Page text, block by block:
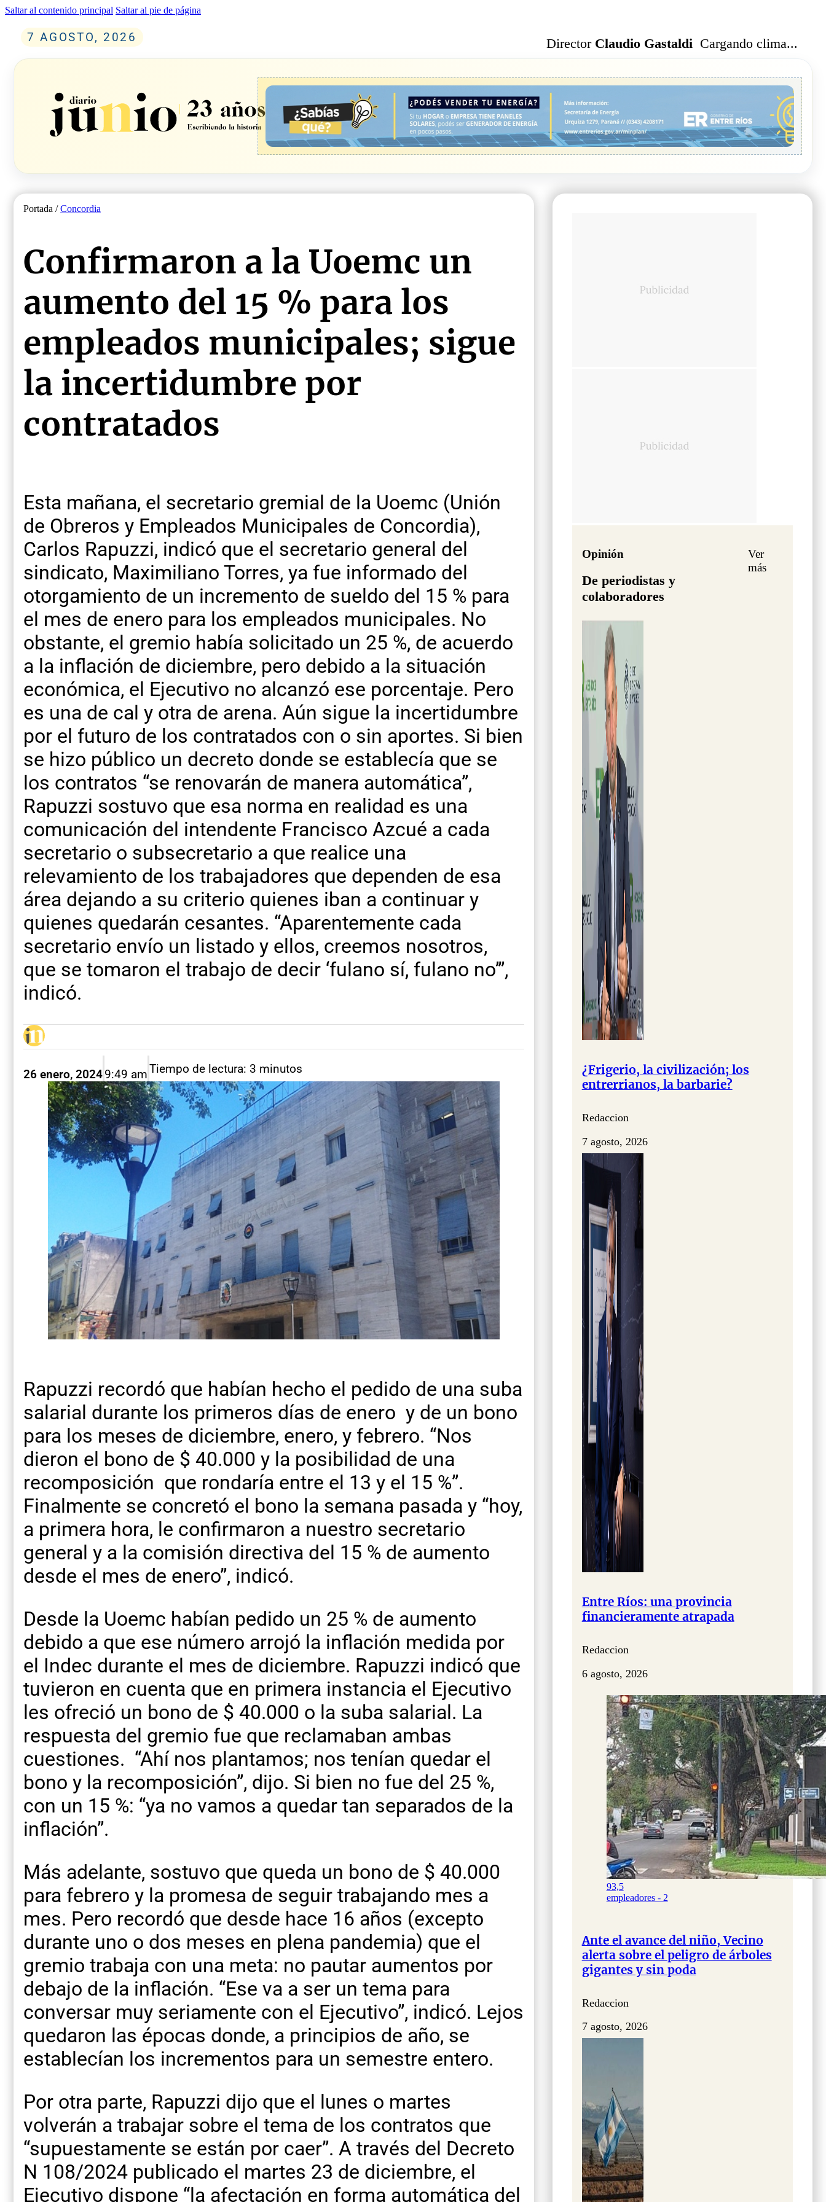
Saltar al contenido principal Saltar al pie de página
7 AGOSTO, 2026 Director Claudio Gastaldi Cargando clima...
Portada /Concordia
Confirmaron a la Uoemc un
aumento del 15 % para los
empleados municipales; sigue
la incertidumbre por
contratados
Esta mañana, el secretario gremial de la Uoemc (Unión
de Obreros y Empleados Municipales de Concordia),
Carlos Rapuzzi, indicó que el secretario general del
sindicato, Maximiliano Torres, ya fue informado del
otorgamiento de un incremento de sueldo del 15 % para
el mes de enero para los empleados municipales. No
obstante, el gremio había solicitado un 25 %, de acuerdo
a la inflación de diciembre, pero debido a la situación
económica, el Ejecutivo no alcanzó ese porcentaje. Pero
es una de cal y otra de arena. Aún sigue la incertidumbre
por el futuro de los contratados con o sin aportes. Si bien
se hizo público un decreto donde se establecía que se
los contratos “se renovarán de manera automática”,
Rapuzzi sostuvo que esa norma en realidad es una
comunicación del intendente Francisco Azcué a cada
secretario o subsecretario a que realice una
relevamiento de los trabajadores que dependen de esa
área dejando a su criterio quienes iban a continuar y
quienes quedarán cesantes. “Aparentemente cada
secretario envío un listado y ellos, creemos nosotros,
que se tomaron el trabajo de decir ‘fulano sí, fulano no’”,
indicó.
26 enero, 20249:49 amTiempo de lectura: 3 minutos
Rapuzzi recordó que habían hecho el pedido de una suba
salarial durante los primeros días de enero y de un bono
para los meses de diciembre, enero, y febrero. “Nos
dieron el bono de $ 40.000 y la posibilidad de una
recomposición que rondaría entre el 13 y el 15 %”.
Finalmente se concretó el bono la semana pasada y “hoy,
a primera hora, le confirmaron a nuestro secretario
general y a la comisión directiva del 15 % de aumento
desde el mes de enero”, indicó.
Desde la Uoemc habían pedido un 25 % de aumento
debido a que ese número arrojó la inflación medida por
el Indec durante el mes de diciembre. Rapuzzi indicó que
tuvieron en cuenta que en primera instancia el Ejecutivo
les ofreció un bono de $ 40.000 o la suba salarial. La
respuesta del gremio fue que reclamaban ambas
cuestiones. “Ahí nos plantamos; nos tenían quedar el
bono y la recomposición”, dijo. Si bien no fue del 25 %,
con un 15 %: “ya no vamos a quedar tan separados de la
inflación”.
Más adelante, sostuvo que queda un bono de $ 40.000
para febrero y la promesa de seguir trabajando mes a
mes. Pero recordó que desde hace 16 años (excepto
durante uno o dos meses en plena pandemia) que el
gremio trabaja con una meta: no pautar aumentos por
debajo de la inflación. “Ese va a ser un tema para
conversar muy seriamente con el Ejecutivo”, indicó. Lejos
quedaron las épocas donde, a principios de año, se
establecían los incrementos para un semestre entero.
Por otra parte, Rapuzzi dijo que el lunes o martes
volverán a trabajar sobre el tema de los contratos que
“supuestamente se están por caer”. A través del Decreto
N 108/2024 publicado el martes 23 de diciembre, el
Ejecutivo dispone “la afectación en forma automática del
Opinión
De periodistas y
colaboradores
Ver
más
¿Frigerio, la civilización; los
entrerrianos, la barbarie?
Redaccion
7 agosto, 2026
Entre Ríos: una provincia
financieramente atrapada
Redaccion
6 agosto, 2026
93,5
empleadores - 2
Ante el avance del niño, Vecino
alerta sobre el peligro de árboles
gigantes y sin poda
Redaccion
7 agosto, 2026